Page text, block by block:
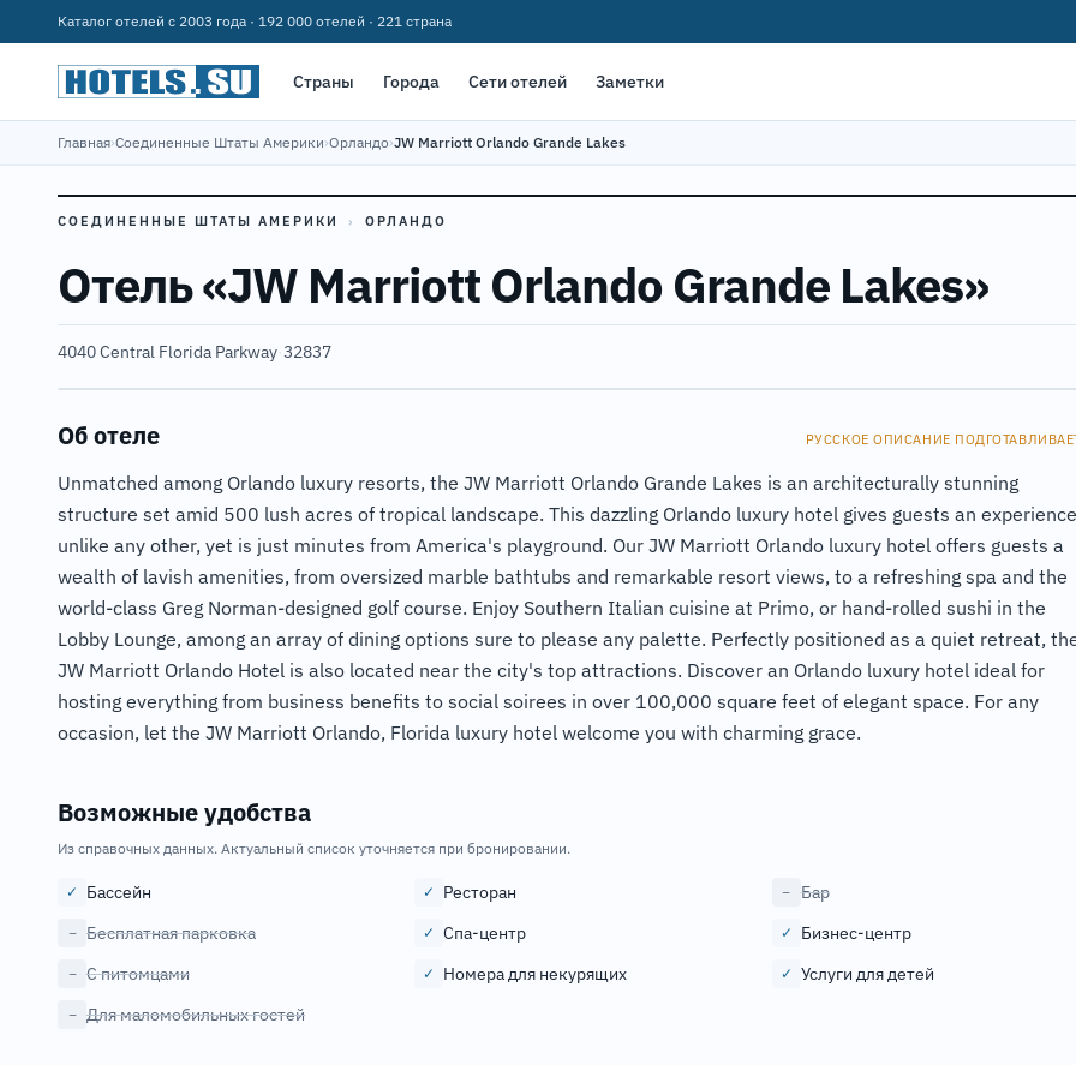
Каталог отелей с 2003 года · 192 000 отелей · 221 страна
Страны Города Сети отелей Заметки
Главная›Соединенные Штаты Америки›Орландо›JW Marriott Orlando Grande Lakes
СОЕДИНЕННЫЕ ШТАТЫ АМЕРИКИ › ОРЛАНДО
Отель «JW Marriott Orlando Grande Lakes»
4040 Central Florida Parkway·32837
Об отеле РУССКОЕ ОПИСАНИЕ
Unmatched among Orlando luxury resorts, the JW Marriott Orlando Grande Lakes is an architecturally stunning
structure set amid 500 lush acres of tropical landscape. This dazzling Orlando luxury hotel gives guests an experience
unlike any other, yet is just minutes from America's playground. Our JW Marriott Orlando luxury hotel offers guests a
wealth of lavish amenities, from oversized marble bathtubs and remarkable resort views, to a refreshing spa and the
world-class Greg Norman-designed golf course. Enjoy Southern Italian cuisine at Primo, or hand-rolled sushi in the
Lobby Lounge, among an array of dining options sure to please any palette. Perfectly positioned as a quiet retreat,
JW Marriott Orlando Hotel is also located near the city's top attractions. Discover an Orlando luxury hotel ideal for
hosting everything from business benefits to social soirees in over 100,000 square feet of elegant space. For any
occasion, let the JW Marriott Orlando, Florida luxury hotel welcome you with charming grace.
Возможные удобства
Из справочных данных. Актуальный список уточняется при бронировании.
✓ Бассейн ✓ Ресторан − Бар
− Бесплатная парковка ✓ Спа-центр ✓ Бизнес-центр
− С питомцами ✓ Номера для некурящих ✓ Услуги для детей
− Для маломобильных гостей